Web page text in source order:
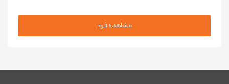
مشاهده فرم